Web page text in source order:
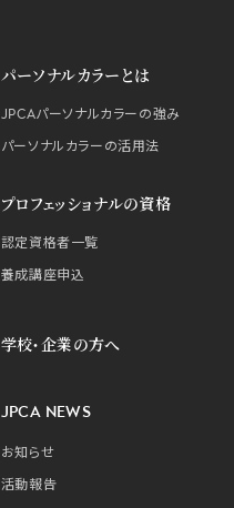
パーソナルカラーとは
JPCAパーソナルカラーの強み
パーソナルカラーの活用法
プロフェッショナルの資格
認定資格者一覧
養成講座申込
学校・企業の方へ
JPCA NEWS
お知らせ
活動報告